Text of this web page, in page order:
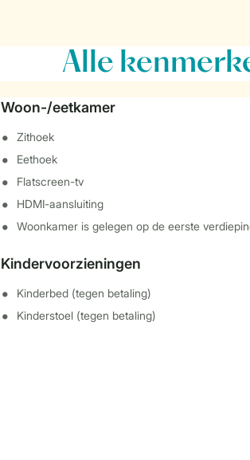
Alle
Woon-/eetkamer
Zithoek
Eethoek
Flatscreen-tv
HDMI-aansluiting
Woonkamer is gelegen op de eerste
Kindervoorzieningen
Kinderbed (tegen betaling)
Kinderstoel (tegen betaling)